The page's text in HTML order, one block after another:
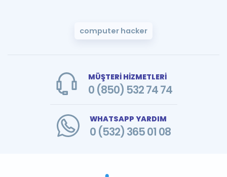
computer hacker
MÜŞTERİ HİZMETLERİ
0 (850) 532 74 74
WHATSAPP YARDIM
0 (532) 365 01 08